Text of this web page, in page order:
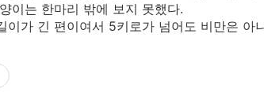
이는 한마리 밖에 보지 못했다.
이가 긴 편이여서 5키로가 넘어도 비만은 아